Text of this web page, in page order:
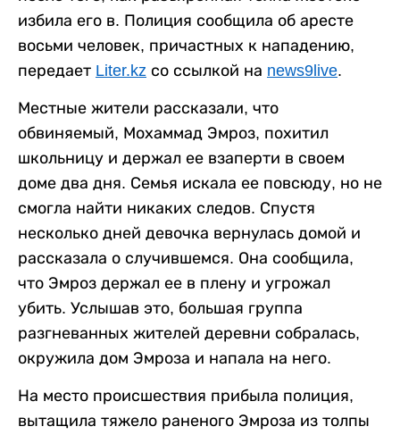
избила его в. Полиция сообщила об аресте
восьми человек, причастных к нападению,
передает Liter.kz со ссылкой на news9live.
Местные жители рассказали, что
обвиняемый, Мохаммад Эмроз, похитил
школьницу и держал ее взаперти в своем
доме два дня. Семья искала ее повсюду, но не
смогла найти никаких следов. Спустя
несколько дней девочка вернулась домой и
рассказала о случившемся. Она сообщила,
что Эмроз держал ее в плену и угрожал
убить. Услышав это, большая группа
разгневанных жителей деревни собралась,
окружила дом Эмроза и напала на него.
На место происшествия прибыла полиция,
вытащила тяжело раненого Эмроза из толпы